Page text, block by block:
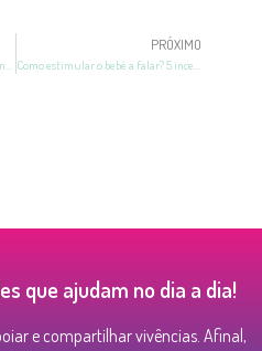
Primeira semana de gravidez: sintomas, cuidados e o feto
PRÓXIMO
Como estimular o bebê a falar? 5 incentivos à fala infantil!
que ajudam no dia a dia!
e compartilhar vivências. Afinal,